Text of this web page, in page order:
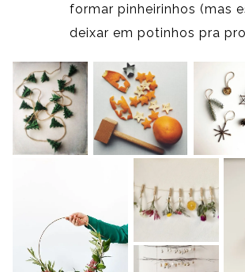
formar pinheirinhos (mas
deixar em potinhos pra